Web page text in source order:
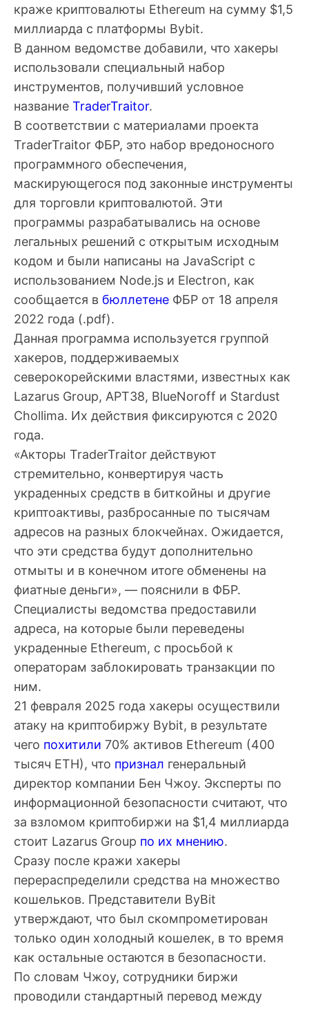
краже криптовалюты Ethereum на сумму $1,5
миллиарда с платформы Bybit.
В данном ведомстве добавили, что хакеры
использовали специальный набор
инструментов, получивший условное
название TraderTraitor.
В соответствии с материалами проекта
TraderTraitor ФБР, это набор вредоносного
программного обеспечения,
маскирующегося под законные инструменты
для торговли криптовалютой. Эти
программы разрабатывались на основе
легальных решений с открытым исходным
кодом и были написаны на JavaScript с
использованием Node.js и Electron, как
сообщается в бюллетене ФБР от 18 апреля
2022 года (.pdf).
Данная программа используется группой
хакеров, поддерживаемых
северокорейскими властями, известных как
Lazarus Group, APT38, BlueNoroff и Stardust
Chollima. Их действия фиксируются с 2020
года.
«Акторы TraderTraitor действуют
стремительно, конвертируя часть
украденных средств в биткойны и другие
криптоактивы, разбросанные по тысячам
адресов на разных блокчейнах. Ожидается,
что эти средства будут дополнительно
отмыты и в конечном итоге обменены на
фиатные деньги», — пояснили в ФБР.
Специалисты ведомства предоставили
адреса, на которые были переведены
украденные Ethereum, с просьбой к
операторам заблокировать транзакции по
ним.
21 февраля 2025 года хакеры осуществили
атаку на криптобиржу Bybit, в результате
чего похитили 70% активов Ethereum (400
тысяч ETH), что признал генеральный
директор компании Бен Чжоу. Эксперты по
информационной безопасности считают, что
за взломом криптобиржи на $1,4 миллиарда
стоит Lazarus Group по их мнению.
Сразу после кражи хакеры
перераспределили средства на множество
кошельков. Представители ByBit
утверждают, что был скомпрометирован
только один холодный кошелек, в то время
как остальные остаются в безопасности.
По словам Чжоу, сотрудники биржи
проводили стандартный перевод между